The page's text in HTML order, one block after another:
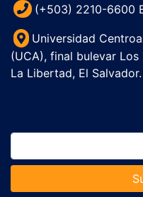
(+503) 2210-6600
Universidad
(UCA), final bulevar
La